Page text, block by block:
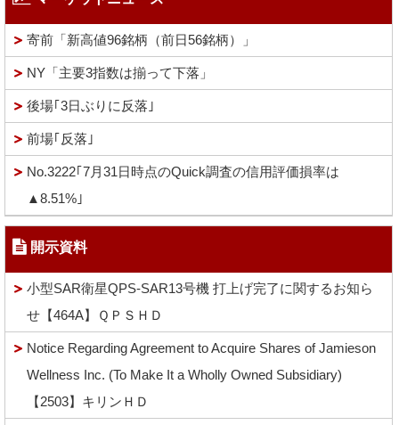
寄前「新高値96銘柄（前日56銘柄）」
NY「主要3指数は揃って下落」
後場｢3日ぶりに反落｣
前場｢反落｣
No.3222｢7月31日時点のQuick調査の信用評価損率は
▲8.51%｣
開示資料
小型SAR衛星QPS-SAR13号機 打上げ完了に関するお知ら
せ【464A】ＱＰＳＨＤ
Notice Regarding Agreement to Acquire Shares of Jamieson
Wellness Inc. (To Make It a Wholly Owned Subsidiary)
【2503】キリンＨＤ